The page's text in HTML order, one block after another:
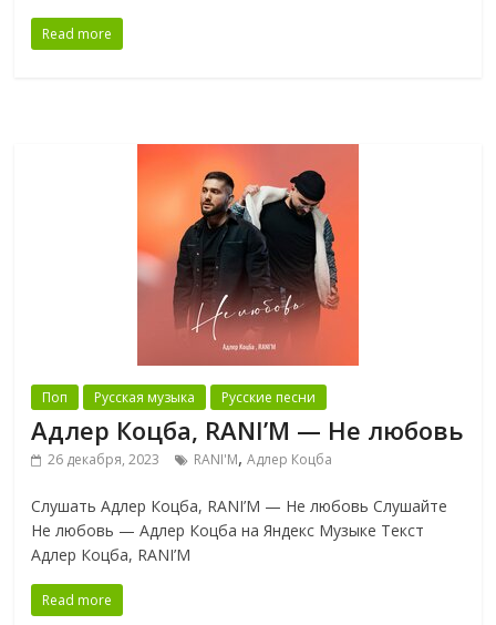
Read more
Поп Русская музыка Русские песни
Адлер Коцба, RANI’M — Не любовь
26 декабря, 2023 RANI'M,Адлер Коцба
Слушать Адлер Коцба, RANI’M — Не любовь Слушайте
Не любовь — Адлер Коцба на Яндекс Музыке Текст
Адлер Коцба, RANI’M
Read more